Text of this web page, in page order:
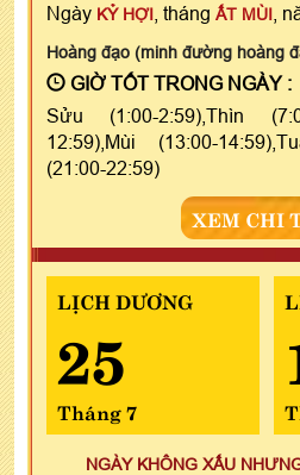
Ngày KỶ HỢI , tháng ẤT MÙI ,
Hoàng đạo (minh đường hoàng
GIỜ TỐT TRONG NGÀY :
Sửu (1:00-2:59),Thìn
12:59),Mùi (13:00-
(21:00-22:59)
XEM CHI
LỊCH DƯƠNG
25
Tháng 7
NGÀY KHÔNG XẤU